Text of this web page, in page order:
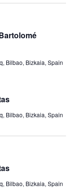
Bilbao, Bizkaia, Spain
Bilbao, Bizkaia, Spain
Bilbao, Bizkaia, Spain